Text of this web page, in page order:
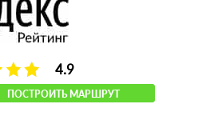
4.9
ПОСТРОИТЬ МАРШРУТ